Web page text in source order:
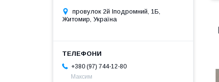
провулок 2й Іподромний, 1Б,
Житомир, Україна
+380 (97) 744-12-80
Максим